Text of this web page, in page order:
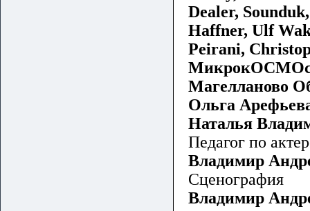
Dealer,
Haffner, Ulf
Peirani,
МикрокОСМОс,
Магелланово
Ольга
Наталья
Педагог по
Владимир
Сценография
Владимир